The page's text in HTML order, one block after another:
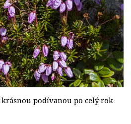
podívanou po celý rok